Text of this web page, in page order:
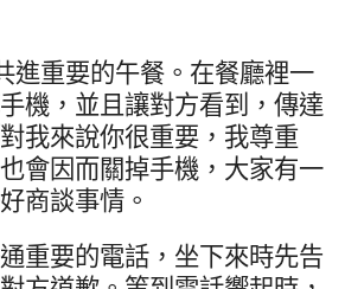
進重要的午餐。在餐廳裡一
機，並且讓對方看到，傳達
我來說你很重要，我尊重
會因而關掉手機，大家有一
商談事情。
重要的電話，坐下來時先告